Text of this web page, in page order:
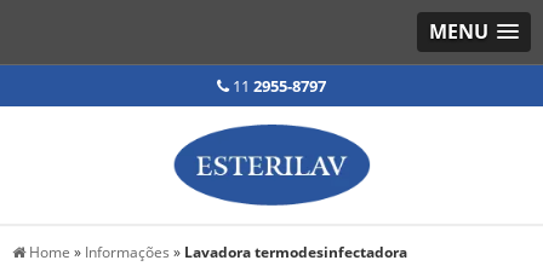
MENU
11 2955-8797
Home » Informações » Lavadora termodesinfectadora